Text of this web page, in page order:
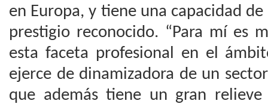
en Europa, y tiene una capacidad
prestigio reconocido. “Para mí es
esta faceta profesional en el
ejerce de dinamizadora de un
que además tiene un gran